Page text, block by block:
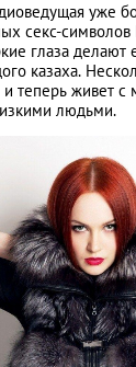
уже
секс-символов
глаза
казаха.
теперь живет с
людьми.